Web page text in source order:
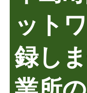
ット
録し